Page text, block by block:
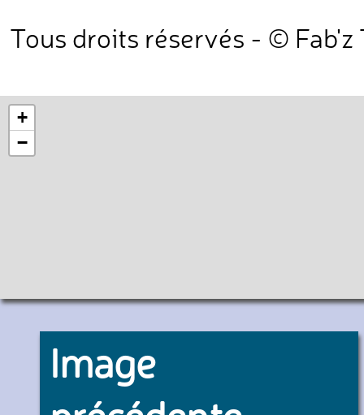
Tous droits réservés - © Fab'z
+
−
Image